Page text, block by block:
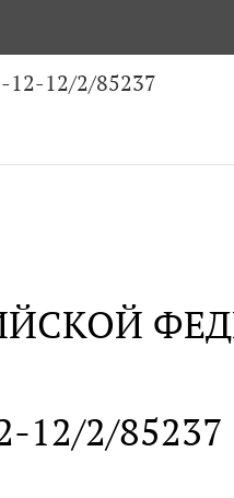
12/2/85237
12/2/85237